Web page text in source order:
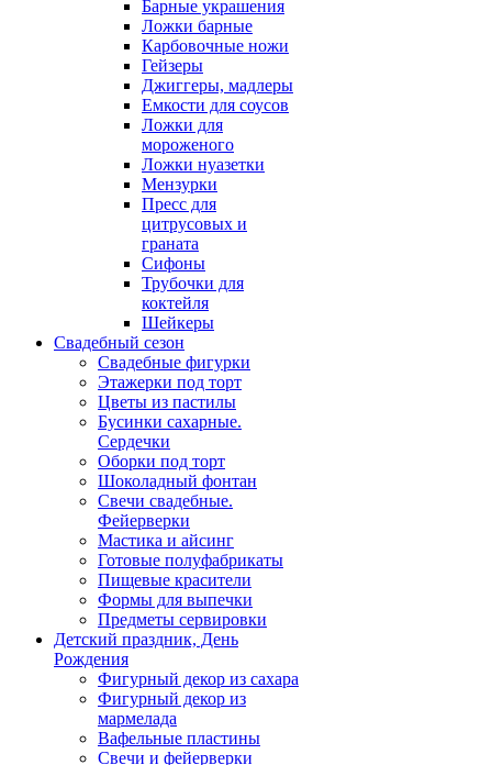
Барные украшения
Ложки барные
Карбовочные ножи
Гейзеры
Джиггеры, мадлеры
Емкости для соусов
Ложки для
мороженого
Ложки нуазетки
Мензурки
Пресс для
цитрусовых и
граната
Сифоны
Трубочки для
коктейля
Шейкеры
Свадебный сезон
Свадебные фигурки
Этажерки под торт
Цветы из пастилы
Бусинки сахарные.
Сердечки
Оборки под торт
Шоколадный фонтан
Свечи свадебные.
Фейерверки
Мастика и айсинг
Готовые полуфабрикаты
Пищевые красители
Формы для выпечки
Предметы сервировки
Детский праздник, День
Рождения
Фигурный декор из сахара
Фигурный декор из
мармелада
Вафельные пластины
Свечи и фейерверки